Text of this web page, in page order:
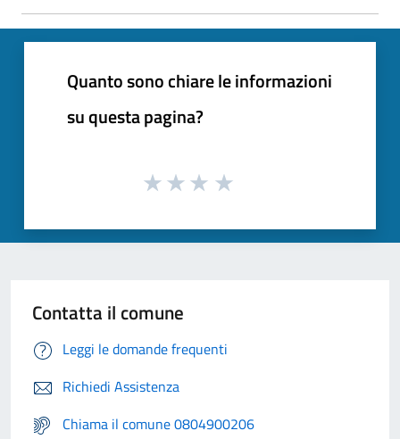
Quanto sono chiare le informazioni
su questa pagina?
Contatta il comune
Leggi le domande frequenti
Richiedi Assistenza
Chiama il comune 0804900206